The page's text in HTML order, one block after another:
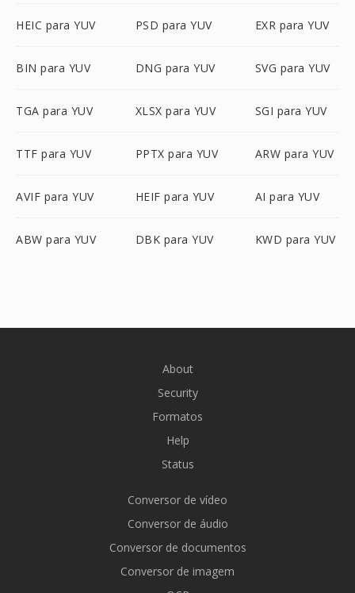
HEIC para YUV PSD para YUV EXR para YUV
BIN para YUV DNG para YUV SVG para YUV
TGA para YUV XLSX para YUV SGI para YUV
TTF para YUV PPTX para YUV ARW para YUV
AVIF para YUV HEIF para YUV AI para YUV
ABW para YUV DBK para YUV KWD para YUV
About
Security
Formatos
Help
Status
Conversor de vídeo
Conversor de áudio
Conversor de documentos
Conversor de imagem